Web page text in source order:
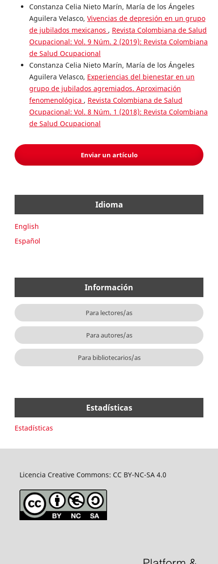
Constanza Celia Nieto Marín, María de los Ángeles
Aguilera Velasco, Vivencias de depresión en un grupo
de jubilados mexicanos , Revista Colombiana de Salud
Ocupacional: Vol. 9 Núm. 2 (2019): Revista Colombiana
de Salud Ocupacional
Constanza Celia Nieto Marín, María de los Ángeles
Aguilera Velasco, Experiencias del bienestar en un
grupo de jubilados agremiados. Aproximación
fenomenológica , Revista Colombiana de Salud
Ocupacional: Vol. 8 Núm. 1 (2018): Revista Colombiana
de Salud Ocupacional
Enviar un artículo
Idioma
English
Español
Información
Para lectores/as
Para autores/as
Para bibliotecarios/as
Estadísticas
Estadísticas
Licencia Creative Commons: CC BY-NC-SA 4.0